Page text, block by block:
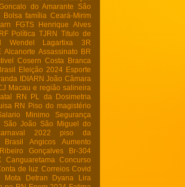
do Amarante
São
Bolsa família Ceará-Mirim
FGTS
Henrique Alves
Política TJRN Titulo de
Wendel Lagartixa
3R
Alcanorte Assassinato BR
Cosern Costa Branca
Eleição 2024 Esporte
IDIARN João Câmara
Macau e região salineira
RN
PL da Dosimetria
RN Piso do magistério
Minimo
Segurança
São João
São Miguel do
2022
piso da
Brasil Angicos
Aumento
Gonçalves
Br-304
Canguaretama
Concurso
de luz Correios Covid
Mota Detran
Dyana Lira